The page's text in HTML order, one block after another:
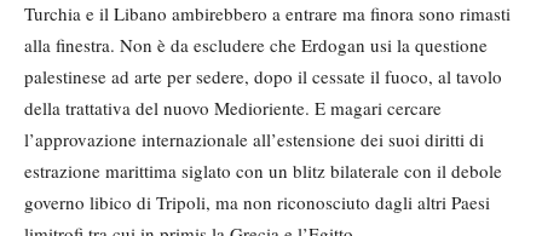
Turchia e il Libano ambirebbero a entrare ma finora sono rimasti
alla finestra. Non è da escludere che Erdogan usi la questione
palestinese ad arte per sedere, dopo il cessate il fuoco, al tavolo
della trattativa del nuovo Medioriente. E magari cercare
l’approvazione internazionale all’estensione dei suoi diritti di
estrazione marittima siglato con un blitz bilaterale con il debole
governo libico di Tripoli, ma non riconosciuto dagli altri Paesi